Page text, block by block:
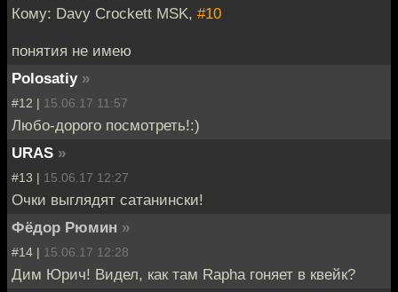
Кому: Davy Crockett MSK, #10
понятия не имею
Polosatiy »
#12 | 15.06.17 11:57
Любо-дорого посмотреть!:)
URAS »
#13 | 15.06.17 12:27
Очки выглядят сатанински!
Фёдор Рюмин »
#14 | 15.06.17 12:28
Дим Юрич! Видел, как там Rapha гоняет в квейк?